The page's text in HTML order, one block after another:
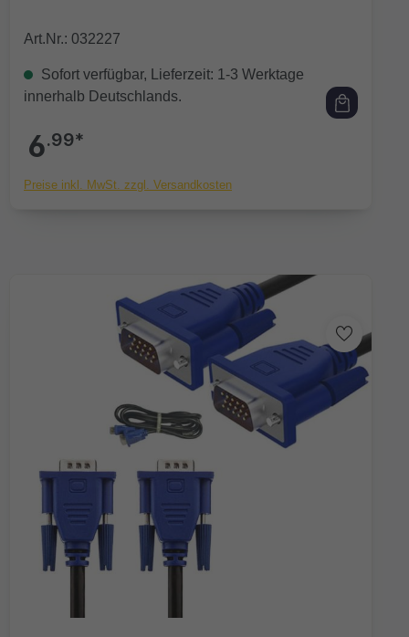
Art.Nr.: 032227
Sofort verfügbar, Lieferzeit: 1-3 Werktage
innerhalb Deutschlands.
6.99*
Preise inkl. MwSt. zzgl. Versandkosten